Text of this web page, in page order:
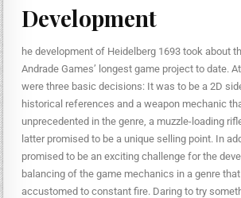
Development
he development of Heidelberg 1693 took about
Andrade Games’ longest game project to date.
were three basic decisions: It was to be a 2D
historical references and a weapon mechanic
unprecedented in the genre, a muzzle-loading
latter promised to be a unique selling point. In
promised to be an exciting challenge for the
balancing of the game mechanics in a genre
accustomed to constant fire. Daring to try